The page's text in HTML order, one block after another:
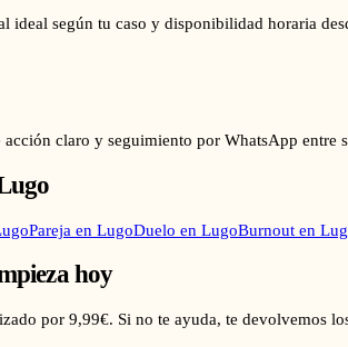
ideal según tu caso y disponibilidad horaria
claro y seguimiento por WhatsApp entre
Pareja en LugoDuelo en LugoBurnout en
hoy
por 9,99€. Si no te ayuda, te devolvemos